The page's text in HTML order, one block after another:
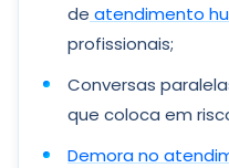
de atendimento
profissionais;
Conversas
que coloca em
Demora no